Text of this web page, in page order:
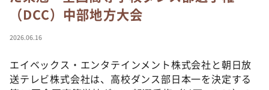
～人生密着トークバラエティ！～ やすとものいたっ
て真剣です
news おかえり
河合＆A.B.C-Z塚田×福井アナ「なんでやねん！？」
（DCC）中部地方大会
2026.06.16
エイベックス・エンタテインメント株式会社と朝日放
送テレビ株式会社は、高校ダンス部日本一を決定する